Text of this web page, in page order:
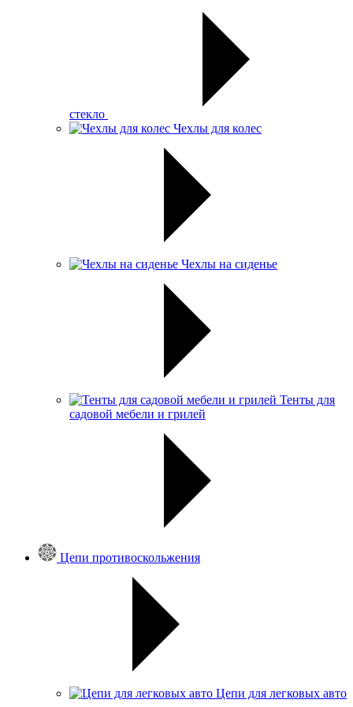
стекло
Чехлы для колес
Чехлы на сиденье
Тенты для
садовой мебели и грилей
Цепи противоскольжения
Цепи для легковых авто